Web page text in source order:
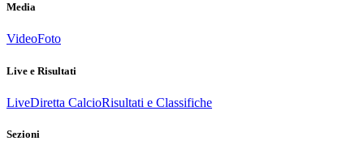
Media
VideoFoto
Live e Risultati
LiveDiretta CalcioRisultati e Classifiche
Sezioni